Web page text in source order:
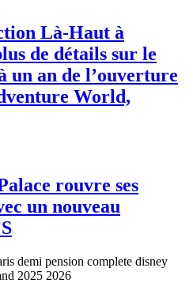
Là-Haut à
de détails sur le
un an de l’ouverture
World,
rouvre ses
un nouveau